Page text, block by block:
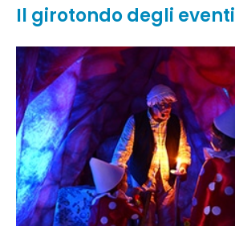
Il girotondo degli eventi